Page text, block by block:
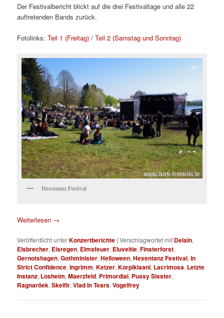
Der Festivalbericht blickt auf die drei Festivaltage und alle 22
auftretenden Bands zurück.
Fotolinks:Teil 1 (Freitag) /Teil 2 (Samstag und Sonntag)
Hexentanz Festival
Weiterlesen →
Veröffentlicht unterKonzertberichte |Verschlagwortet mit Delain,
Eisbrecher, Eisregen, Elmsfeuer, Eluveitie,Finsterforst,
Gernotshagen,Gothminister,Helloween,Hexentanz Festival,In
Strict Confidence,Ingrimm,Ketzer,Korpiklaani, Lacrimosa, Letzte
Instanz, Losheim,Maerzfeld, Primordial, Pussy Sisster,
Ragnaröek,Skelfir,Vlad In Tears,Vogelfrey